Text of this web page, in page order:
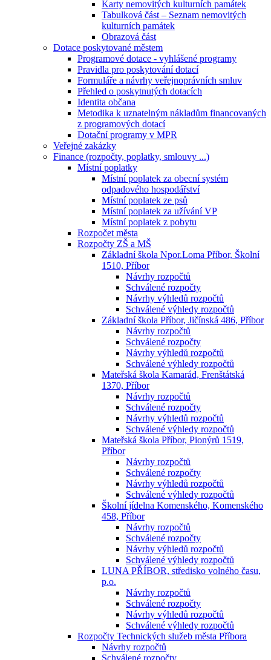
Karty nemovitých kulturních památek
Tabulková část – Seznam nemovitých
kulturních památek
Obrazová část
Dotace poskytované městem
Programové dotace - vyhlášené programy
Pravidla pro poskytování dotací
Formuláře a návrhy veřejnoprávních smluv
Přehled o poskytnutých dotacích
Identita občana
Metodika k uznatelným nákladům financovaných
z programových dotací
Dotační programy v MPR
Veřejné zakázky
Finance (rozpočty, poplatky, smlouvy ...)
Místní poplatky
Místní poplatek za obecní systém
odpadového hospodářství
Místní poplatek ze psů
Místní poplatek za užívání VP
Místní poplatek z pobytu
Rozpočet města
Rozpočty ZŠ a MŠ
Základní škola Npor.Loma Příbor, Školní
1510, Příbor
Návrhy rozpočtů
Schválené rozpočty
Návrhy výhledů rozpočtů
Schválené výhledy rozpočtů
Základní škola Příbor, Jičínská 486, Příbor
Návrhy rozpočtů
Schválené rozpočty
Návrhy výhledů rozpočtů
Schválené výhledy rozpočtů
Mateřská škola Kamarád, Frenštátská
1370, Příbor
Návrhy rozpočtů
Schválené rozpočty
Návrhy výhledů rozpočtů
Schválené výhledy rozpočtů
Mateřská škola Příbor, Pionýrů 1519,
Příbor
Návrhy rozpočtů
Schválené rozpočty
Návrhy výhledů rozpočtů
Schválené výhledy rozpočtů
Školní jídelna Komenského, Komenského
458, Příbor
Návrhy rozpočtů
Schválené rozpočty
Návrhy výhledů rozpočtů
Schválené výhledy rozpočtů
LUNA PŘÍBOR, středisko volného času,
p.o.
Návrhy rozpočtů
Schválené rozpočty
Návrhy výhledů rozpočtů
Schválené výhledy rozpočtů
Rozpočty Technických služeb města Příbora
Návrhy rozpočtů
Schválené rozpočty